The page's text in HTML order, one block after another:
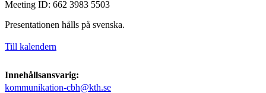
Meeting ID: 662 3983 5503
Presentationen hålls på svenska.
Till kalendern
Innehållsansvarig:
kommunikation-cbh@kth.se